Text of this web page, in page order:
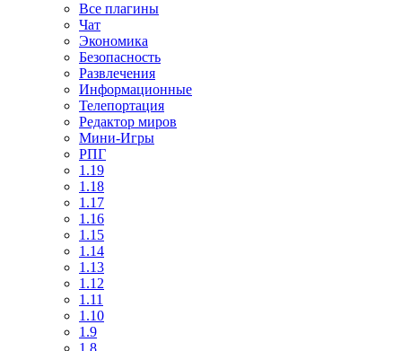
Все плагины
Чат
Экономика
Безопасность
Развлечения
Информационные
Телепортация
Редактор миров
Мини-Игры
РПГ
1.19
1.18
1.17
1.16
1.15
1.14
1.13
1.12
1.11
1.10
1.9
1.8